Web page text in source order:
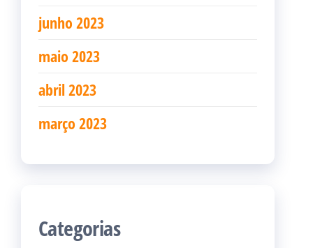
junho 2023
maio 2023
abril 2023
março 2023
Categorias